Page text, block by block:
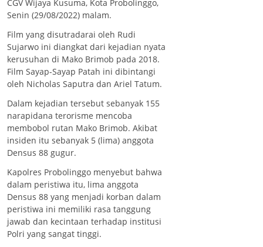
CGV Wijaya Kusuma, Kota Probolinggo,
Senin (29/08/2022) malam.
Film yang disutradarai oleh Rudi
Sujarwo ini diangkat dari kejadian nyata
kerusuhan di Mako Brimob pada 2018.
Film Sayap-Sayap Patah ini dibintangi
oleh Nicholas Saputra dan Ariel Tatum.
Dalam kejadian tersebut sebanyak 155
narapidana terorisme mencoba
membobol rutan Mako Brimob. Akibat
insiden itu sebanyak 5 (lima) anggota
Densus 88 gugur.
Kapolres Probolinggo menyebut bahwa
dalam peristiwa itu, lima anggota
Densus 88 yang menjadi korban dalam
peristiwa ini memiliki rasa tanggung
jawab dan kecintaan terhadap institusi
Polri yang sangat tinggi.